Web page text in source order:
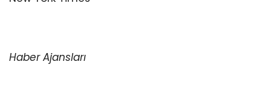
Haber Ajansları